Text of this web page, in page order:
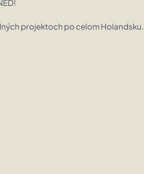
projektoch po celom Holandsku.